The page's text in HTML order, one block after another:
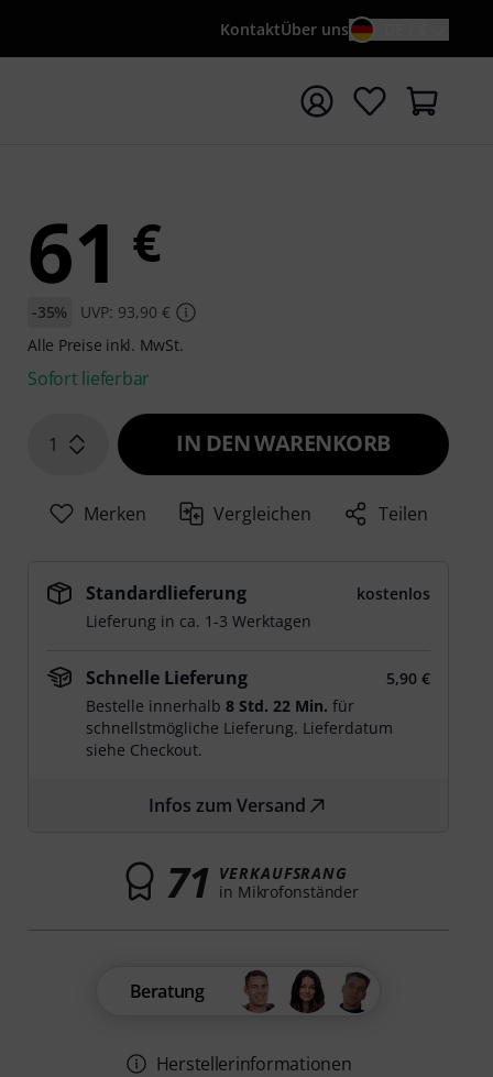
KontaktÜber uns
mit Suchwort {searchTerm} starten
61 €
-35%
UVP: 93,90 €
Alle Preise inkl. MwSt.
Sofort lieferbar
1 IN DEN WARENKORB
Merken Vergleichen Teilen
Standardlieferung
kostenlos
Lieferung in ca. 1-3 Werktagen
Schnelle Lieferung
5,90 €
Bestelle innerhalb8 Std. 22 Min. für
schnellstmögliche Lieferung. Lieferdatum
siehe Checkout.
Infos zum Versand
71 VERKAUFSRANG
in Mikrofonständer
Beratung
Herstellerinformationen